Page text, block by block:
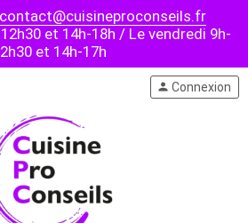
contact@cuisineproconseils.fr
et 14h-18h / Le vendredi 9h-
et 14h-17h
person Connexion